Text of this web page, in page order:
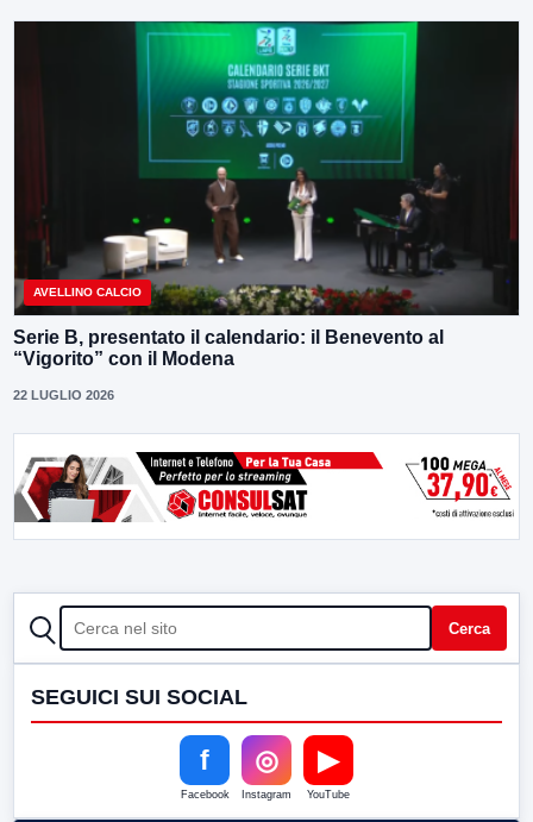
AVELLINO CALCIO
Serie B, presentato il calendario: il Benevento al
“Vigorito” con il Modena
22 LUGLIO 2026
CERCA Cerca
SEGUICI SUI SOCIAL
f
Facebook
◎
Instagram
▶
YouTube